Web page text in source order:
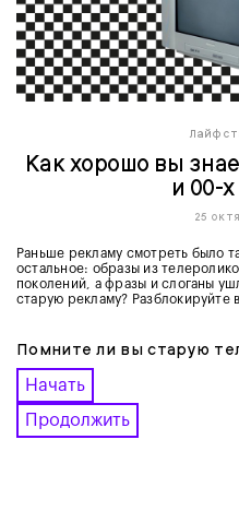
Как хорошо вы
и 00-
25
Раньше рекламу смотреть было
остальное: образы из
поколений, а фразы и слоганы
старую рекламу? Разблокируйте
Помните ли вы старую
Начать
Продолжить